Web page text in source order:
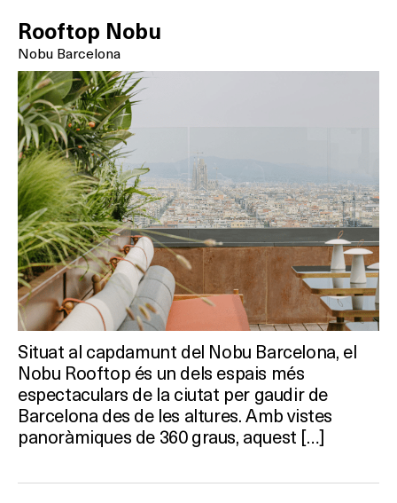
Rooftop Nobu
Nobu Barcelona
Situat al capdamunt del Nobu Barcelona, el
Nobu Rooftop és un dels espais més
espectaculars de la ciutat per gaudir de
Barcelona des de les altures. Amb vistes
panoràmiques de 360 graus, aquest […]